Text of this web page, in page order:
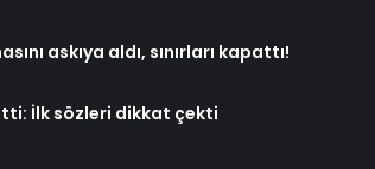
askıya aldı, sınırları kapattı!
İlk sözleri dikkat çekti